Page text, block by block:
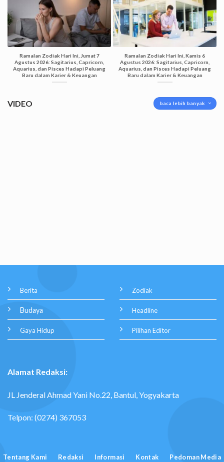
Ramalan Zodiak Hari Ini, Jumat 7
Agustus 2026: Sagitarius, Capricorn,
Aquarius, dan Pisces Hadapi Peluang
Baru dalam Karier & Keuangan
Ramalan Zodiak Hari Ini, Kamis 6
Agustus 2026: Sagitarius, Capricorn,
Aquarius, dan Pisces Hadapi Peluang
Baru dalam Karier & Keuangan
VIDEO baca lebih banyak
Berita
Budaya
Gaya Hidup
Zodiak
Headline
Pilihan Editor
Alamat Redaksi:
JL Jenderal Ahmad Yani No.22, Bantul, Yogyakarta
Telpon: (0274) 367053
Tentang Kami Redaksi Informasi Kontak Pedoman Media